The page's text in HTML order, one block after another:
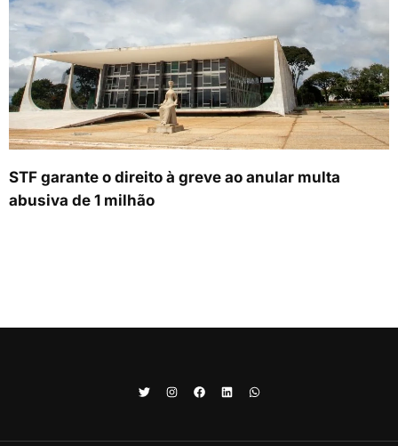
STF garante o direito à greve ao anular multa
abusiva de 1 milhão